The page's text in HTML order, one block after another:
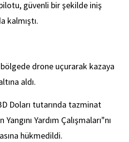
güvenli bir şekilde iniş
kalmıştı.
drone uçurarak kazaya
aldı.
Doları tutarında tazminat
Yardım Çalışmaları"nı
hükmedildi.